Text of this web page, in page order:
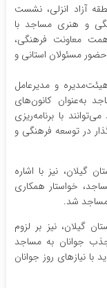
آزاد انزلی، نشست
و هنری مساجد با
معاونت فرهنگی،
مسئولان استانی و
و مدیرعامل
به‌عنوان کانون‌های
با برنامه‌ریزی
در توسعه فرهنگی و
گیلان، نیز با اشاره
خواستار همکاری
مساجد شد.
گیلان، نیز بر لزوم
جوانان به مساجد
با نیازهای روز جوانان